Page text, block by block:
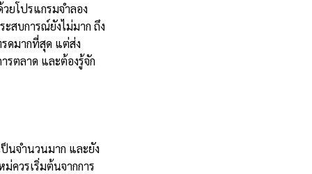
ยโปรแกรมจำลอง
สบการณ์ยังไม่มาก ถึง
ดมากที่สุด แต่ส่ง
รตลาด และต้องรู้จัก
นจำนวนมาก และยัง
ควรเริ่มต้นจากการ